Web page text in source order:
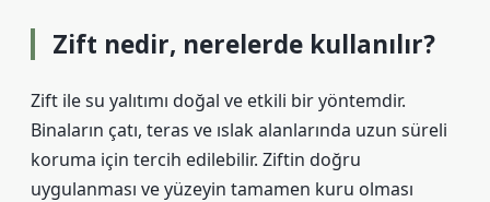
Zift nedir, nerelerde kullanılır?
Zift ile su yalıtımı doğal ve etkili bir yöntemdir.
Binaların çatı, teras ve ıslak alanlarında uzun süreli
koruma için tercih edilebilir. Ziftin doğru
uygulanması ve yüzeyin tamamen kuru olması